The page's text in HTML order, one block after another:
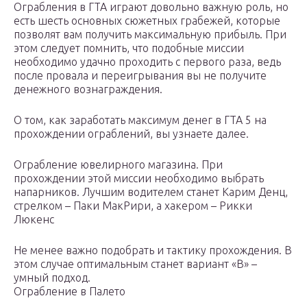
Ограбления в ГТА играют довольно важную роль, но
есть шесть основных сюжетных грабежей, которые
позволят вам получить максимальную прибыль. При
этом следует помнить, что подобные миссии
необходимо удачно проходить с первого раза, ведь
после провала и переигрывания вы не получите
денежного вознаграждения.
О том, как заработать максимум денег в ГТА 5 на
прохождении ограблений, вы узнаете далее.
Ограбление ювелирного магазина. При
прохождении этой миссии необходимо выбрать
напарников. Лучшим водителем станет Карим Денц,
стрелком – Паки МакРири, а хакером – Рикки
Люкенс
Не менее важно подобрать и тактику прохождения. В
этом случае оптимальным станет вариант «В» –
умный подход.
Ограбление в Палето